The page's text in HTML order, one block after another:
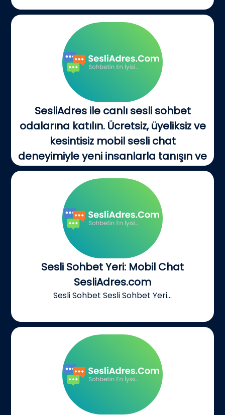
SesliAdres ile canlı sesli sohbet
odalarına katılın. Ücretsiz, üyeliksiz ve
kesintisiz mobil sesli chat
deneyimiyle yeni insanlarla tanışın ve
hemen konuşun!
Sesli Sohbet: Canlı Odalar ve...
Sesli Sohbet Yeri: Mobil Chat
SesliAdres.com
Sesli Sohbet Sesli Sohbet Yeri...